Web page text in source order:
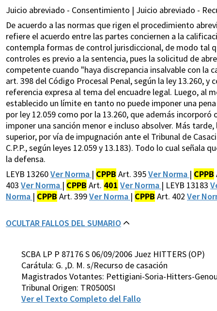
Juicio abreviado - Consentimiento | Juicio abreviado -
De acuerdo a las normas que rigen el procedimiento
refiere el acuerdo entre las partes conciernen a la
contempla formas de control jurisdiccional, de modo tal
controles es previo a la sentencia, pues la solicitud de
competente cuando "haya discrepancia insalvable con la
art. 398 del Código Procesal Penal, según la ley 13.260,
referencia expresa al tema del encuadre legal. Luego, al
establecido un límite en tanto no puede imponer una
por ley 12.059 como por la 13.260, que además
imponer una sanción menor e incluso absolver. Más
superior, por vía de impugnación ante el Tribunal de
C.P.P., según leyes 12.059 y 13.183). Todo lo cual
la defensa.
LEYB 13260Ver Norma | CPPB Art. 395Ver Norma | CPPB
403 Ver Norma | CPPB Art. 401 Ver Norma | LEYB 13183
Norma | CPPB Art. 399Ver Norma | CPPB Art. 402 Ver
OCULTAR FALLOS DEL SUMARIO
SCBA LP P 87176 S 06/09/2006 Juez HITTERS (OP)
Carátula: G. ,D. M. s/Recurso de casación
Magistrados Votantes: Pettigiani-Soria-Hitters-
Tribunal Origen: TR0500SI
Ver el Texto Completo del Fallo